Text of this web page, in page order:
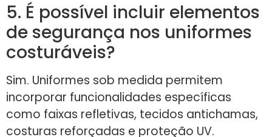
5. É possível incluir elementos
de segurança nos uniformes
costuráveis?
Sim. Uniformes sob medida permitem
incorporar funcionalidades específicas
como faixas refletivas, tecidos antichamas,
costuras reforçadas e proteção UV.